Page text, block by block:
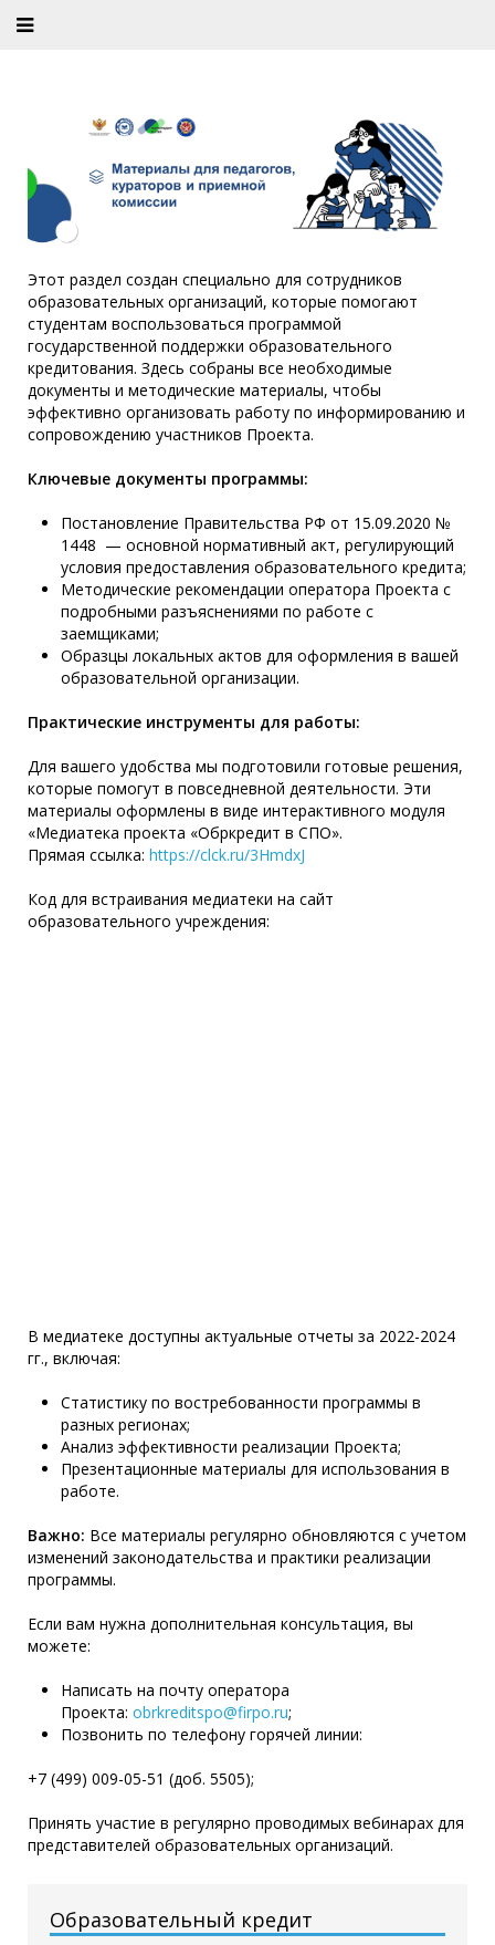
Этот раздел создан специально для сотрудников
образовательных организаций, которые помогают
студентам воспользоваться программой
государственной поддержки образовательного
кредитования. Здесь собраны все необходимые
документы и методические материалы, чтобы
эффективно организовать работу по информированию и
сопровождению участников Проекта.
Ключевые документы программы:
Постановление Правительства РФ от 15.09.2020 №
1448 — основной нормативный акт, регулирующий
условия предоставления образовательного кредита;
Методические рекомендации оператора Проекта с
подробными разъяснениями по работе с
заемщиками;
Образцы локальных актов для оформления в вашей
образовательной организации.
Практические инструменты для работы:
Для вашего удобства мы подготовили готовые решения,
которые помогут в повседневной деятельности. Эти
материалы оформлены в виде интерактивного модуля
«Медиатека проекта «Обркредит в СПО».
Прямая ссылка: https://clck.ru/3HmdxJ
Код для встраивания медиатеки на сайт
образовательного учреждения:
В медиатеке доступны актуальные отчеты за 2022-2024
гг., включая:
Статистику по востребованности программы в
разных регионах;
Анализ эффективности реализации Проекта;
Презентационные материалы для использования в
работе.
Важно: Все материалы регулярно обновляются с учетом
изменений законодательства и практики реализации
программы.
Если вам нужна дополнительная консультация, вы
можете:
Написать на почту оператора
Проекта: obrkreditspo@firpo.ru;
Позвонить по телефону горячей линии:
+7 (499) 009-05-51 (доб. 5505);
Принять участие в регулярно проводимых вебинарах для
представителей образовательных организаций.
Образовательный кредит